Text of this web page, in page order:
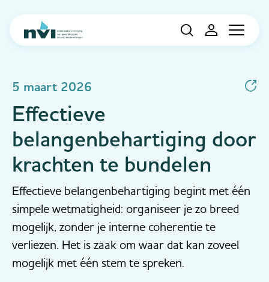
Navigation
5 maart 2026
Effectieve
belangenbehartiging door
krachten te bundelen
Effectieve belangenbehartiging begint met één
simpele wetmatigheid: organiseer je zo breed
mogelijk, zonder je interne coherentie te
verliezen. Het is zaak om waar dat kan zoveel
mogelijk met één stem te spreken.